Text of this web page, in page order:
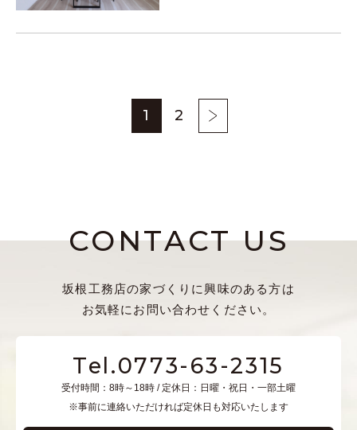
1 2
CONTACT US
坂根工務店の家づくりに興味のある方は
お気軽にお問い合わせください。
Tel.0773-63-2315
受付時間：8時～18時 / 定休日：日曜・祝日・一部土曜
※事前に連絡いただければ定休日も対応いたします